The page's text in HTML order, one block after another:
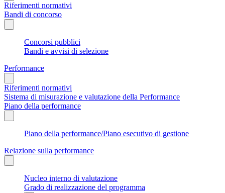
Riferimenti normativi
Bandi di concorso
Concorsi pubblici
Bandi e avvisi di selezione
Performance
Riferimenti normativi
Sistema di misurazione e valutazione della Performance
Piano della performance
Piano della performance/Piano esecutivo di gestione
Relazione sulla performance
Nucleo interno di valutazione
Grado di realizzazione del programma